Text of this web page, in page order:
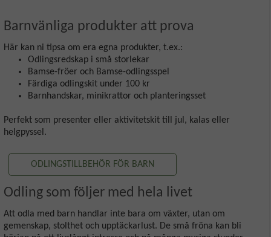
Barnvänliga produkter att prova
Här kan ni tipsa om era egna produkter, t.ex.:
Odlingsredskap i små storlekar
Bamse-fröer och Bamse-odlingsspel
Färdiga odlingskit under 100 kr
Barnhandskar, minikrattor och planteringsset
Perfekt som presenter eller aktivitetskit till jul, kalas eller
helgpyssel.
ODLINGSTILLBEHÖR FÖR BARN
Odling som följer med hela livet
Att odla med barn handlar inte bara om växter, utan om
gemenskap, stolthet och upptäckarlust. De små fröna kan bli